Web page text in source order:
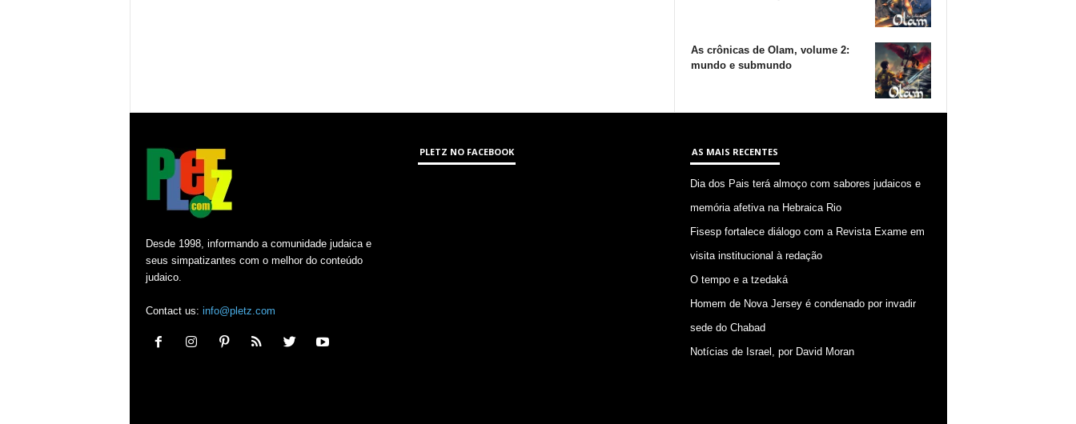
As crônicas de Olam, volume 2:
mundo e submundo
Desde 1998, informando a comunidade judaica e
seus simpatizantes com o melhor do conteúdo
judaico.
Contact us: info@pletz.com
PLETZ NO FACEBOOK AS MAIS RECENTES
Dia dos Pais terá almoço com sabores judaicos e
memória afetiva na Hebraica Rio
Fisesp fortalece diálogo com a Revista Exame em
visita institucional à redação
O tempo e a tzedaká
Homem de Nova Jersey é condenado por invadir
sede do Chabad
Notícias de Israel, por David Moran